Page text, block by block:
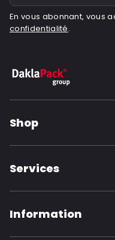
En vous abonnant, vous
confidentialité.
Shop
Services
Information